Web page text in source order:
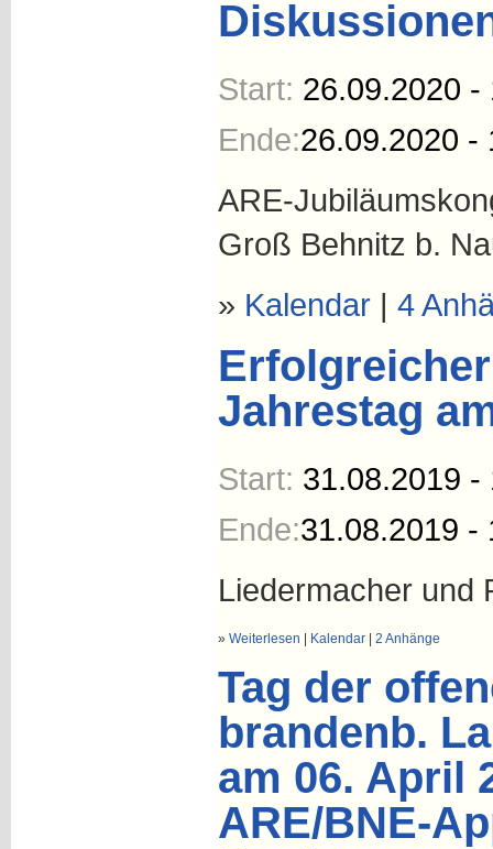
Start: 26.09.2020 -
Ende:26.09.2020 -
ARE-
Groß Behnitz b.
» Kalendar| 4
Jahrestag
Start: 31.08.2019 -
Ende:31.08.2019 -
Liedermacher und
» Weiterlesen Kalendar| 2 Anhänge
Tag der
brandenb.
am 06. April
ARE/BNE-